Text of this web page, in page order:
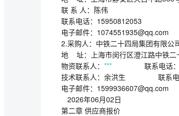
联 系 人：陈伟
联系电话：15950812053
电子邮件：1074551935@qq.com
2.采购人：中铁二十四局集团有限公
地 址：上海市闵行区澄江路中铁二
物资联系人： *** 联系电话：
技术联系人：余洪生 联系电话
电子邮件：
2026年06月02日
第二章 供应商报价